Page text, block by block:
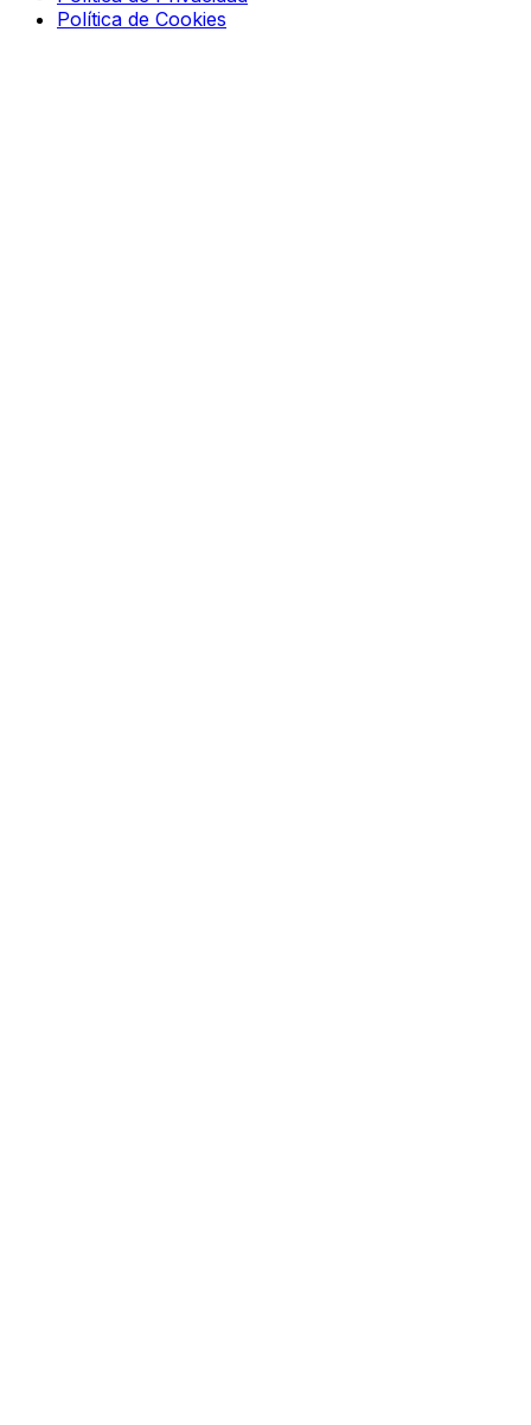
Política de Cookies